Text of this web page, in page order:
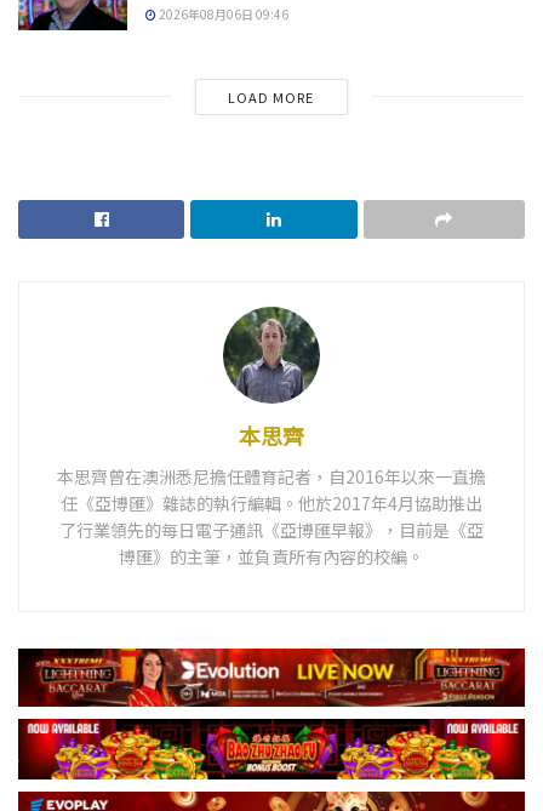
2026年08月06日 09:46
LOAD MORE
本思齊
本思齊曾在澳洲悉尼擔任體育記者，自2016年以來一直擔
任《亞博匯》雜誌的執行編輯。他於2017年4月協助推出
了行業領先的每日電子通訊《亞博匯早報》，目前是《亞
博匯》的主筆，並負責所有內容的校編。